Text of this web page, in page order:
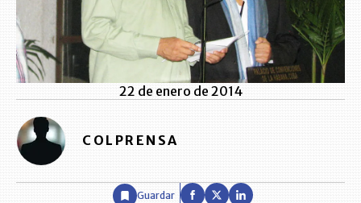
22 de enero de 2014
COLPRENSA
Guardar